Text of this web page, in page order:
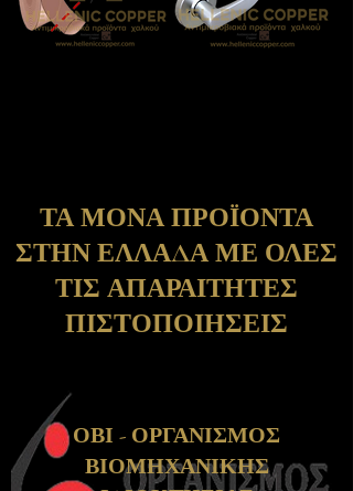
ΤΑ ΜΟΝΑ ΠΡΟΪΟΝΤΑ
ΣΤΗΝ ΕΛΛΑΔΑ ΜΕ ΟΛΕΣ
ΤΙΣ ΑΠΑΡΑΙΤΗΤΕΣ
ΠΙΣΤΟΠΟΙΗΣΕΙΣ
ΟΒΙ - ΟΡΓΑΝΙΣΜΟΣ
ΒΙΟΜΗΧΑΝΙΚΗΣ